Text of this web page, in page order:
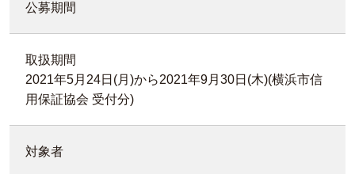
公募期間
取扱期間
2021年5月24日(月)から2021年9月30日(木)(横浜市信
用保証協会 受付分)
対象者